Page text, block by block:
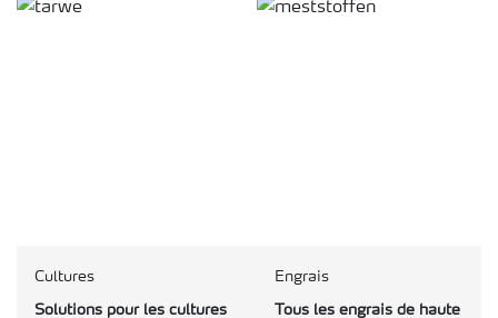
Cultures
Solutions pour les cultures
Engrais
Tous les engrais de haute